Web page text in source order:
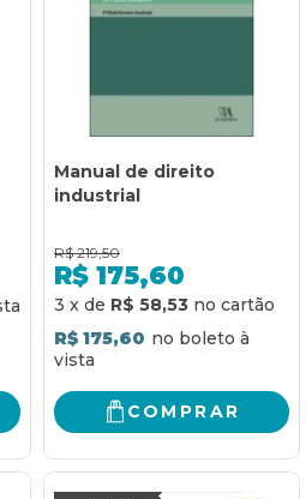
Manual de direito
industrial
R$ 219,50
R$ 175,60
3 x de R$ 58,53
R$ 175,60
COMPRAR